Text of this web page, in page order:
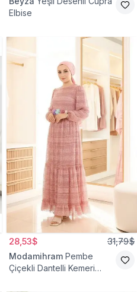
Elbise
28,53$ 31,79$
Modamihram Pembe
Çiçekli Dantelli Kemeri